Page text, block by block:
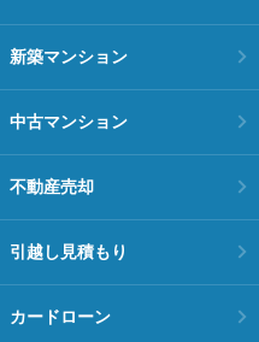
新築マンション
中古マンション
不動産売却
引越し見積もり
カードローン